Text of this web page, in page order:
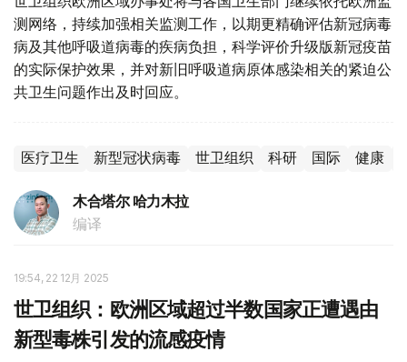
测网络，持续加强相关监测工作，以期更精确评估新冠病毒
病及其他呼吸道病毒的疾病负担，科学评价升级版新冠疫苗
的实际保护效果，并对新旧呼吸道病原体感染相关的紧迫公
共卫生问题作出及时回应。
医疗卫生 新型冠状病毒 世卫组织 科研 国际 健康
木合塔尔 哈力木拉
编译
19:54, 22 12月 2025
世卫组织：欧洲区域超过半数国家正遭遇由
新型毒株引发的流感疫情